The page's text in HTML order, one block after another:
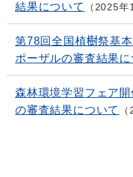
結果について
2025年
第78回全国植樹祭基
ポーザルの審査結果に
森林環境学習フェア
の審査結果について